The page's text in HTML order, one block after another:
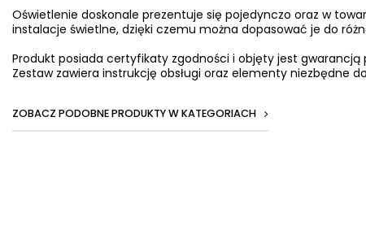
Oświetlenie doskonale prezentuje się pojedynczo oraz w
instalacje świetlne, dzięki czemu można dopasować je do
Produkt posiada certyfikaty zgodności i objęty jest gwarancją
Zestaw zawiera instrukcję obsługi oraz elementy niezbędne
ZOBACZ PODOBNE PRODUKTY W KATEGORIACH